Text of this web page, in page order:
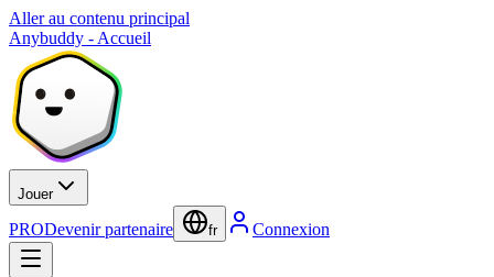
Aller au contenu principal
Anybuddy - Accueil
Jouer
PRODevenir partenaire fr Connexion